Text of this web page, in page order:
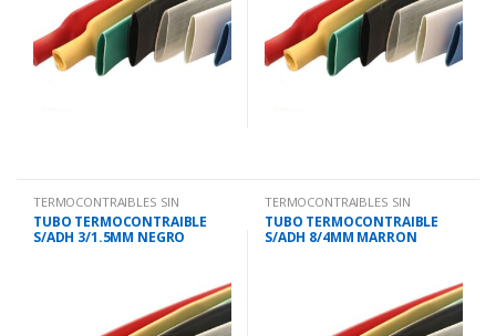
TERMOCONTRAIBLES SIN
ADHESIVO.
TUBO TERMOCONTRAIBLE
S/ADH 3/1.5MM NEGRO
TERMOCONTRAIBLES SIN
ADHESIVO.
TUBO TERMOCONTRAIBLE
S/ADH 8/4MM MARRON